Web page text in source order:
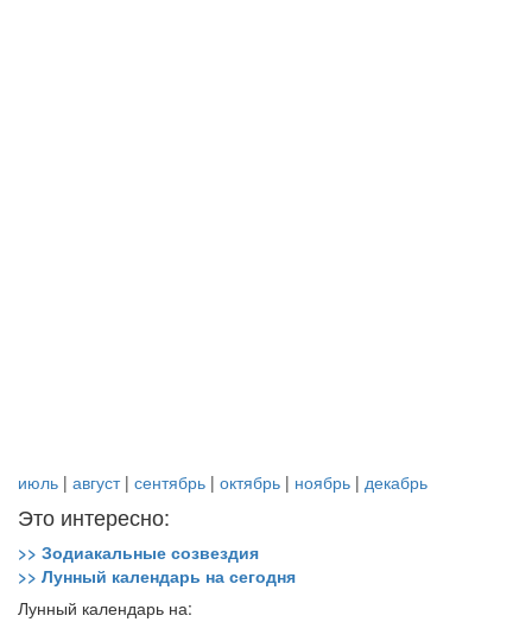
июль | август| сентябрь | октябрь | ноябрь | декабрь
Это интересно:
>> Зодиакальные созвездия
>> Лунный календарь на сегодня
Лунный календарь на: